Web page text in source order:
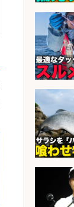
会社名